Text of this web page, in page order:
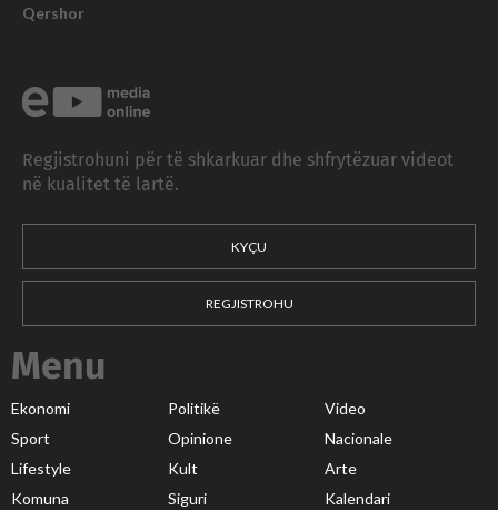
Qershor
Regjistrohuni për të shkarkuar dhe shfrytëzuar videot
në kualitet të lartë.
KYÇU
REGJISTROHU
Menu
Ekonomi Politikë
Video
Sport
Opinione
Nacionale
Lifestyle
Kult
Arte
Komuna
Siguri
Kalendari